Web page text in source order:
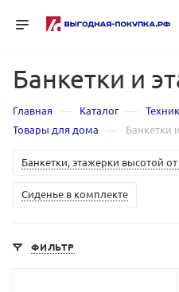
Банкетки и
Главная — Каталог —
Товары для дома — Банкетки
Банкетки, этажерки высотой
Сиденье в комплекте
ФИЛЬТР